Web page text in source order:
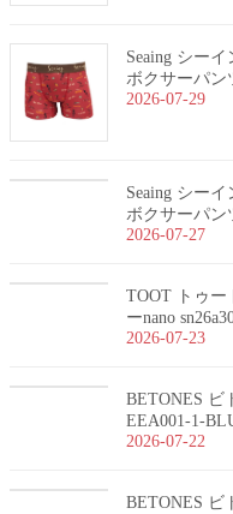
Seaing シー
ボクサーパン
2026-07-29
Seaing シー
ボクサーパン
2026-07-27
TOOT トゥー
ーnano
2026-07-23
BETONES ビ
EEA001-1-
2026-07-22
BETONES ビ